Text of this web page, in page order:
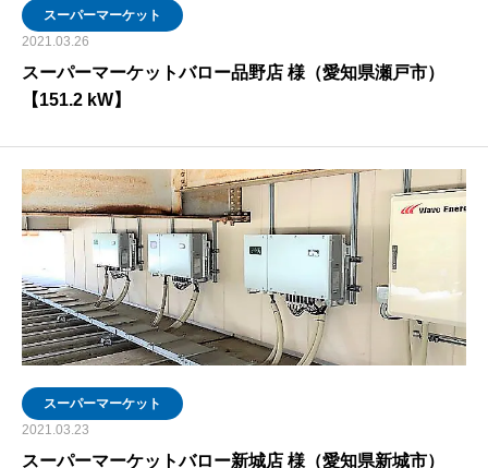
スーパーマーケット
2021.03.26
スーパーマーケットバロー品野店 様（愛知県瀬戸市）
【151.2 kW】
スーパーマーケット
2021.03.23
スーパーマーケットバロー新城店 様（愛知県新城市）